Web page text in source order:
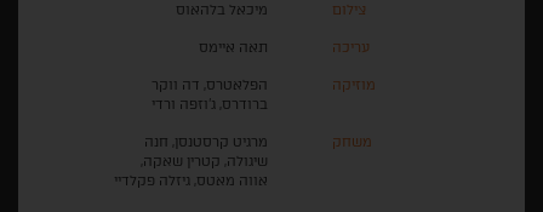
צילום מיכאל בלהאוס
עריכה תאה איימס
מוזיקה
הפלאטרס, דה ווקר
ברודרס, ג'וזפה ורדי
משחק
מרגיט קרסטנסן, חנה
שיגולה, קטרין שאקה,
אווה מאטס, גיזלה פקלדיי